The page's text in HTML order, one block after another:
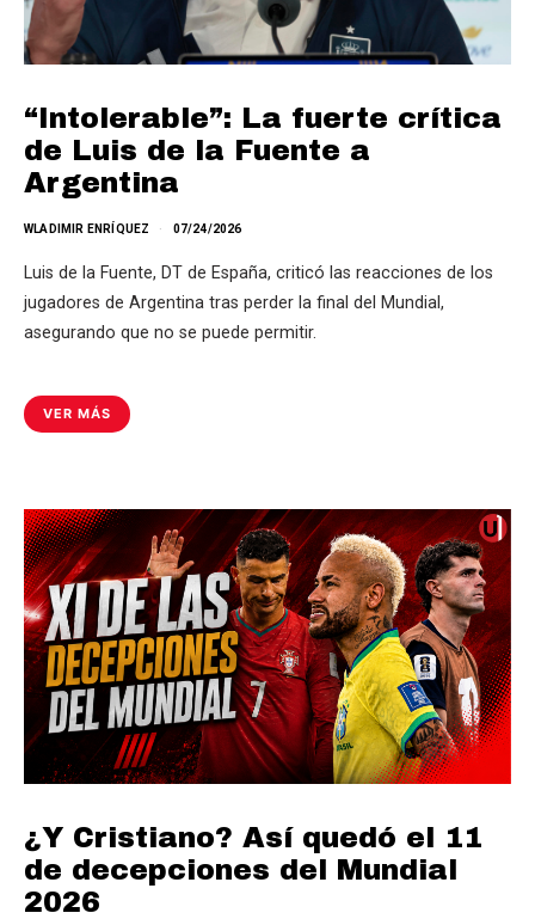
“Intolerable”: La fuerte crítica
de Luis de la Fuente a
Argentina
WLADIMIR ENRÍQUEZ 07/24/2026
Luis de la Fuente, DT de España, criticó las reacciones de los
jugadores de Argentina tras perder la final del Mundial,
asegurando que no se puede permitir.
VER MÁS
¿Y Cristiano? Así quedó el 11
de decepciones del Mundial
2026